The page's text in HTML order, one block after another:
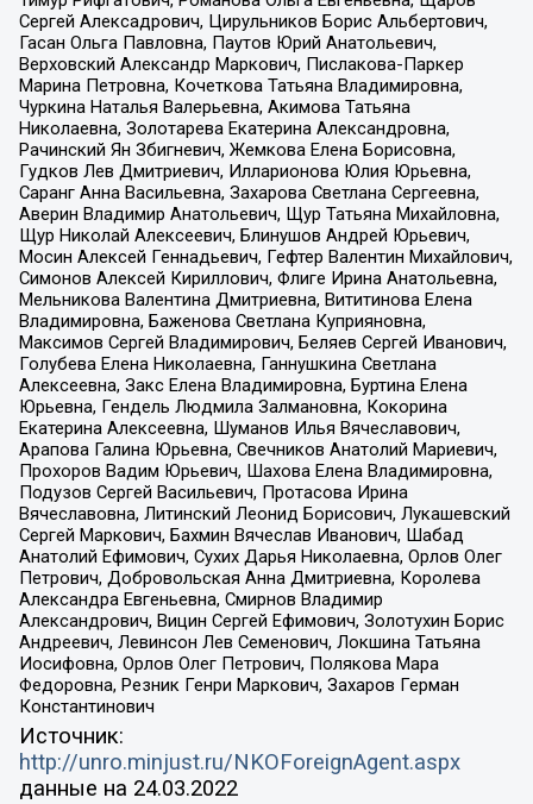
Сергей Алексадрович, Цирульников Борис Альбертович,
Гасан Ольга Павловна, Паутов Юрий Анатольевич,
Верховский Александр Маркович, Пислакова-Паркер
Марина Петровна, Кочеткова Татьяна Владимировна,
Чуркина Наталья Валерьевна, Акимова Татьяна
Николаевна, Золотарева Екатерина Александровна,
Рачинский Ян Збигневич, Жемкова Елена Борисовна,
Гудков Лев Дмитриевич, Илларионова Юлия Юрьевна,
Саранг Анна Васильевна, Захарова Светлана Сергеевна,
Аверин Владимир Анатольевич, Щур Татьяна Михайловна,
Щур Николай Алексеевич, Блинушов Андрей Юрьевич,
Мосин Алексей Геннадьевич, Гефтер Валентин Михайлович,
Симонов Алексей Кириллович, Флиге Ирина Анатольевна,
Мельникова Валентина Дмитриевна, Вититинова Елена
Владимировна, Баженова Светлана Куприяновна,
Максимов Сергей Владимирович, Беляев Сергей Иванович,
Голубева Елена Николаевна, Ганнушкина Светлана
Алексеевна, Закс Елена Владимировна, Буртина Елена
Юрьевна, Гендель Людмила Залмановна, Кокорина
Екатерина Алексеевна, Шуманов Илья Вячеславович,
Арапова Галина Юрьевна, Свечников Анатолий Мариевич,
Прохоров Вадим Юрьевич, Шахова Елена Владимировна,
Подузов Сергей Васильевич, Протасова Ирина
Вячеславовна, Литинский Леонид Борисович, Лукашевский
Сергей Маркович, Бахмин Вячеслав Иванович, Шабад
Анатолий Ефимович, Сухих Дарья Николаевна, Орлов Олег
Петрович, Добровольская Анна Дмитриевна, Королева
Александра Евгеньевна, Смирнов Владимир
Александрович, Вицин Сергей Ефимович, Золотухин Борис
Андреевич, Левинсон Лев Семенович, Локшина Татьяна
Иосифовна, Орлов Олег Петрович, Полякова Мара
Федоровна, Резник Генри Маркович, Захаров Герман
Константинович
Источник:
http://unro.minjust.ru/NKOForeignAgent.aspx
данные на 24.03.2022